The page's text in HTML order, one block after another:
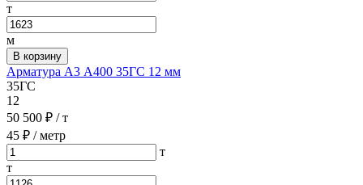
т
м
В корзину
Арматура А3 А400 35ГС 12 мм
35ГС
12
50 500 ₽ / т
45 ₽ / метр
т
т